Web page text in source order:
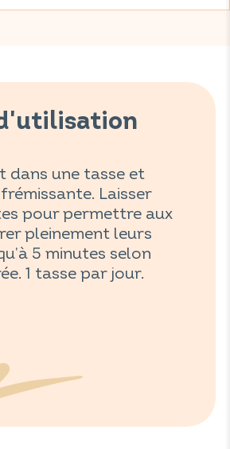
dans une tasse et
Laisser
pour permettre aux
pleinement leurs
5 minutes selon
1 tasse par jour.